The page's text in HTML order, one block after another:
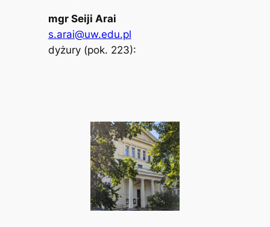
mgr Seiji Arai
s.arai@uw.edu.pl
dyżury (pok. 223):